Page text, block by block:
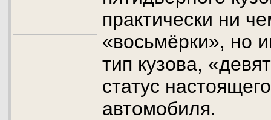
практически ни
«восьмёрки», но
тип кузова,
статус
автомобиля.